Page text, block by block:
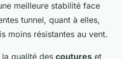
meilleure stabilité face
tunnel, quant à elles,
moins résistantes au vent.
qualité des coutures et